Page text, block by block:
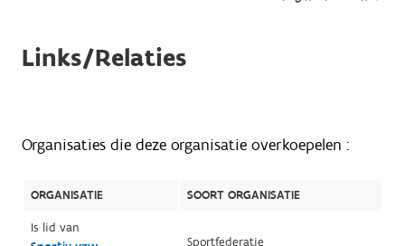
Links/Relaties
Organisaties die deze organisatie overkoepelen :
ORGANISATIE
SOORT ORGANISATIE
Is lid van
Sportfederatie